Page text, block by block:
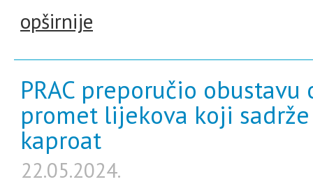
opširnije
PRAC preporučio
promet lijekova koji
kaproat
22.05.2024.